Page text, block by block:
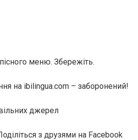
меню. Збережіть.
на ibilingua.com – заборонений!
джерел
з друзями на Facebook